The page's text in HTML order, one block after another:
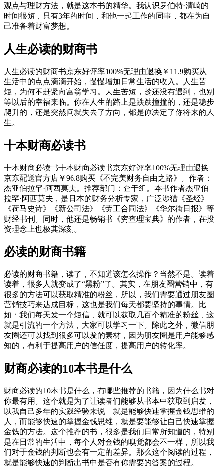
观点与理财方法，就是这本书的精华。我认识罗伯特·清崎的
时间很短，只有3年的时间，和他一起工作的同事，都在为自
己准备着财富梦想。
人生必读的财商书
人生必读的财商书京东好评率100%无理由退换￥11.9购买从
生活中的点点滴滴开始，慢慢增加日常生活的收入。人生苦
短，为何不赶紧向富翁学习。人生苦短，趁还没有遇到，也别
等以后的幸福来临。你在人生的路上是跌跌撞撞的，还是稳步
爬升的，还是突然间就失去了方向，都是你决定了你将来的人
生。
十本财商必读书
十本财商必读书十本财商必读书京东好评率100%无理由退换
京东配送官方店￥96.8购买《不完美财务自由之路》。作者：
杰亚伯拉罕·阿西莫夫。推荐部门：企干组。本书作者杰亚伯
拉罕·阿西莫夫，是日本的财务分析专家，广泛涉猎《圣经》
《荷马史诗》《新公司法》《劳工合同法》《华尔街日报》等
财经书刊。同时，他还是畅销书《穷查理宝典》的作者，在投
资理念上也极其深刻。
必读的财商书籍
必读的财商书籍，读了，不知道该怎么操作？当然不是。读着
读着，很多人就变成了“黑粉”了。其实，在朋友圈营销中，有
很多的方法可以获取精准的粉丝，所以，我们需要通过朋友圈
营销技巧来达成目标，这也是我们每天都要坚持的事情。比
如：我们每天发一个短信，就可以获取几百个精准的粉丝，这
就是引流的一个方法，大家可以学习一下。除此之外，微信朋
友圈还可以找到很多可以发的素材，因为朋友圈是用户能够感
知的，有利于提高用户的信任度，提高用户的转化率。
财商必读的10本书是什么
财商必读的10本书是什么，有哪些推荐的书籍，因为什么书对
你最有用。这个就是为了让读者们能够从书本中获取到启发，
以我自己多年的实践经验来说，就是能够快速掌握金钱思维的
人，而能够快速的掌握金钱思维，就是要能够让自己快速掌握
金钱的方法。这个推荐的书，很多是我们日常所知道的，特别
是在日常的生活中，每个人对金钱的嗅觉都会不一样，所以我
们对于金钱的判断也会有一定的差异。那么这个阅读的过程，
就是能够快速的判断出书中是否有你需要的答案的过程。